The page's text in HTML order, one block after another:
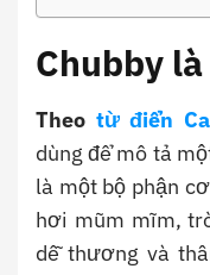
Chubby
Theo từ điển
dùng để mô tả
là một bộ phận
hơi mũm mĩm,
dễ thương và